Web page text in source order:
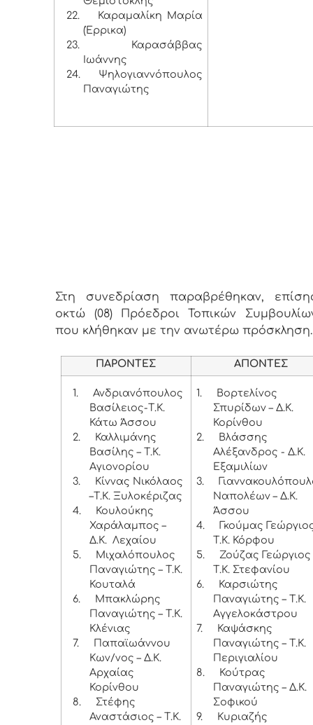
22.
Καραμαλίκη Μαρία
(Έρρικα)
23.
Καρασάββας
Ιωάννης
24.
Ψηλογιαννόπουλος
Παναγιώτης
Στη συνεδρίαση παραβρέθηκαν,
οκτώ (08) Πρόεδροι Τοπικών
που κλήθηκαν με την ανωτέρω
ΠΑΡΟΝΤΕΣ ΑΠΟΝΤΕΣ
1.
Ανδριανόπουλος
Βασίλειος-Τ.Κ.
Κάτω Άσσου
2.
Καλλιμάνης
Βασίλης – Τ.Κ.
Αγιονορίου
3.
Κίννας Νικόλαος
–Τ.Κ. Ξυλοκέριζας
4.
Κουλούκης
Χαράλαμπος –
Δ.Κ. Λεχαίου
5.
Μιχαλόπουλος
Παναγιώτης – Τ.Κ.
Κουταλά
6.
Μπακλώρης
Παναγιώτης – Τ.Κ.
Κλένιας
7.
Παπαϊωάννου
Κων/νος – Δ.Κ.
Αρχαίας
Κορίνθου
8.
Στέφης
Αναστάσιος – Τ.Κ.
1.
Βορτελίνος
Σπυρίδων – Δ.Κ.
Κορίνθου
2.
Βλάσσης
Αλέξανδρος - Δ.Κ.
Εξαμιλίων
3.
Ναπολέων – Δ.Κ.
Άσσου
4.
Γκούμας
Τ.Κ. Κόρφου
5.
Ζούζας Γεώργιος
Τ.Κ. Στεφανίου
6.
Καρσιώτης
Παναγιώτης – Τ.Κ.
Αγγελοκάστρου
7.
Καψάσκης
Παναγιώτης – Τ.Κ.
Περιγιαλίου
8.
Κούτρας
Παναγιώτης – Δ.Κ.
Σοφικού
9.
Κυριαζής